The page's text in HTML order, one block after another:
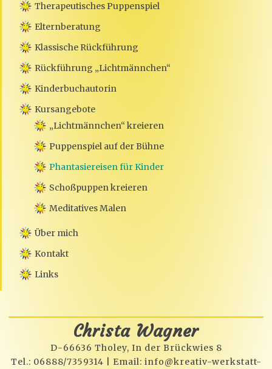
Therapeutisches Puppenspiel
Elternberatung
Klassische Rückführung
Rückführung „Lichtmännchen“
Kinderbuchautorin
Kursangebote
„Lichtmännchen“ kreieren
Puppenspiel auf der Bühne
Phantasiereisen für Kinder
Schoßpuppen kreieren
Meditatives Malen
Über mich
Kontakt
Links
Christa Wagner
D-66636 Tholey, In der Brückwies 8
Tel.: 06888/7359314 | Email: info@kreativ-werkstatt-